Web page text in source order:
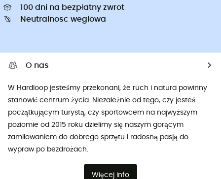
100 dni na bezpłatny zwrot
Neutralnosc weglowa
O nas
W Hardloop jesteśmy przekonani, że ruch i natura powinny
stanowić centrum życia. Niezależnie od tego, czy jesteś
początkującym turystą, czy sportowcem na najwyższym
poziomie od 2015 roku dzielimy się naszym gorącym
zamiłowaniem do dobrego sprzętu i radosną pasją do
wypraw po bezdrożach.
Więcej info